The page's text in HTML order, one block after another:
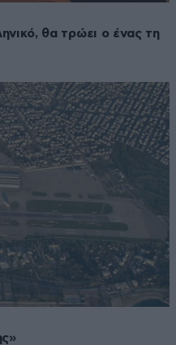
θα τρώει ο ένας τη